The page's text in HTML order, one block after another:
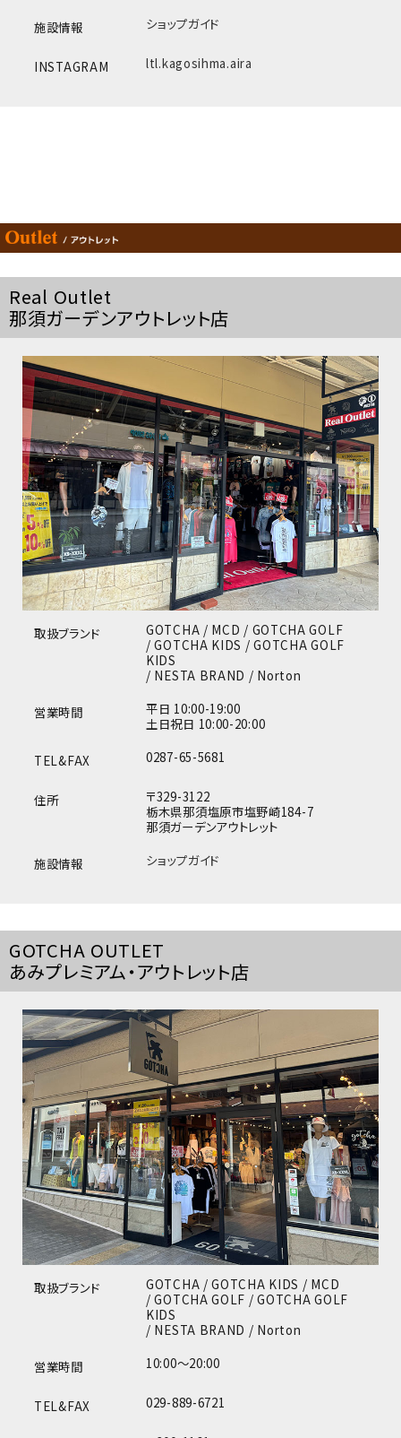
施設情報 ショップガイド
INSTAGRAM ltl.kagosihma.aira
Real Outlet
那須ガーデンアウトレット店
取扱ブランド
GOTCHA / MCD / GOTCHA GOLF
/ GOTCHA KIDS / GOTCHA GOLF
KIDS
/ NESTA BRAND / Norton
営業時間
平日 10:00-19:00
土日祝日 10:00-20:00
TEL&FAX 0287-65-5681
住所
〒329-3122
栃木県那須塩原市塩野崎184-7
那須ガーデンアウトレット
施設情報 ショップガイド
GOTCHA OUTLET
あみプレミアム・アウトレット店
取扱ブランド
GOTCHA / GOTCHA KIDS / MCD
/ GOTCHA GOLF / GOTCHA GOLF
KIDS
/ NESTA BRAND / Norton
営業時間 10:00～20:00
TEL&FAX 029-889-6721